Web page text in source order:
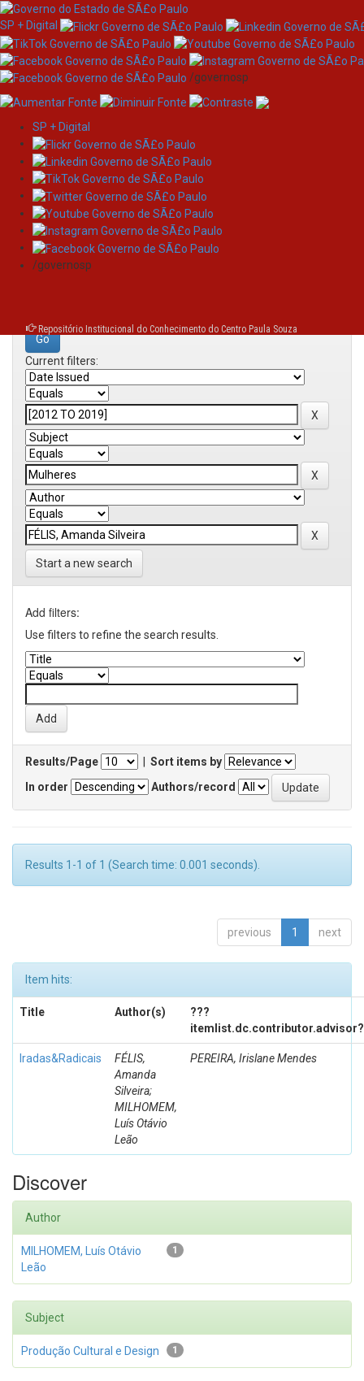
Skip
navigation
SP + Digital
/governosp
SP + Digital
/governosp
Repositório Institucional do Conhecimento do Centro Paula Souza
Search
Search:
Current filters:
Start a new search
Add filters:
Use filters to refine the search results.
Results/Page
Sort items by
In order
Authors/record
Results 1-1 of 1 (Search time: 0.001 seconds).
previous 1 next
Item hits:
Title Author(s)
???
Iradas&Radicais
FÉLIS,
Amanda
Silveira;
MILHOMEM,
Luís Otávio
Leão
PEREIRA, Irislane Mendes
Discover
Author
1
MILHOMEM, Luís Otávio
Leão
Subject
1
Produção Cultural e Design